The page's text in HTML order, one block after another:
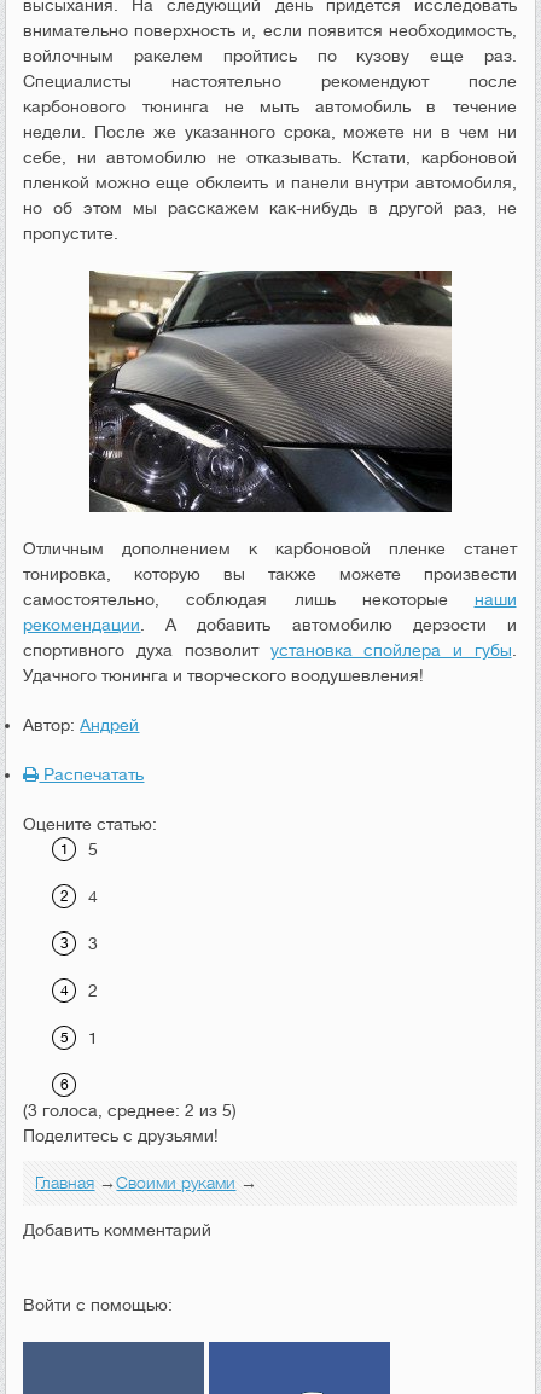
высыхания. На следующий день придется исследовать
внимательно поверхность и, если появится необходимость,
войлочным ракелем пройтись по кузову еще раз.
Специалисты настоятельно рекомендуют после
карбонового тюнинга не мыть автомобиль в течение
недели. После же указанного срока, можете ни в чем ни
себе, ни автомобилю не отказывать. Кстати, карбоновой
пленкой можно еще обклеить и панели внутри автомобиля,
но об этом мы расскажем как-нибудь в другой раз, не
пропустите.
Отличным дополнением к карбоновой пленке станет
тонировка, которую вы также можете произвести
самостоятельно, соблюдая лишь некоторые наши
рекомендации . А добавить автомобилю дерзости и
спортивного духа позволит установка спойлера и губы
Удачного тюнинга и творческого воодушевления!
Автор:Андрей
Распечатать
Оцените статью:
5
4
3
2
1
(3 голоса, среднее: 2 из 5)
Поделитесь с друзьями!
Главная →Своими руками →
Добавить комментарий
Войти с помощью: